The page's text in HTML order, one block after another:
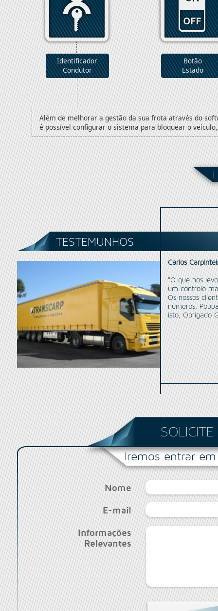
Identificador
Condutor
Botão
Estado
Além de melhorar a gestão da sua frota através do
é possível configurar o sistema para bloquear o
TESTEMUNHOS
Carlos
"O que nos
um controlo
Os nossos
numeros.
isto, Obrigado
Iremos entrar
Nome
E-mail
Informações
Relevantes